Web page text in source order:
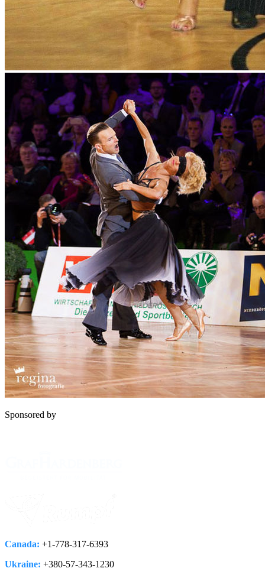
Sponsored by
Canada: +1-778­-317-­6393
Ukraine: +380-­57-­343-­1230